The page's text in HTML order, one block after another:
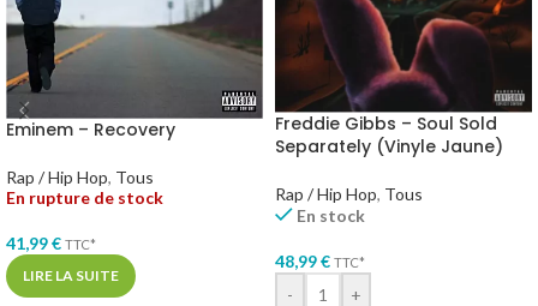
Eminem – Recovery
Rap / Hip Hop, Tous
En rupture de stock
41,99€ TTC*
LIRE LA SUITE
Freddie Gibbs – Soul Sold
Separately (Vinyle Jaune)
Rap / Hip Hop, Tous
En stock
48,99€ TTC*
- +